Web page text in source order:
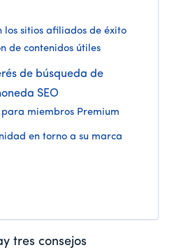
los sitios afiliados de éxito
de contenidos útiles
de búsqueda de
SEO
miembros Premium
en torno a su marca
tres consejos